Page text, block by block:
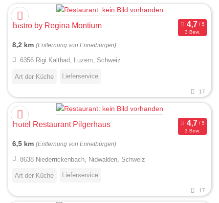
Bistro by Regina Montium
3 Bew.
8,2 km (Entfernung von Ennetbürgen)
6356 Rigi Kaltbad, Luzern, Schweiz
Art der Küche Lieferservice
17
Hotel Restaurant Pilgerhaus
3 Bew.
6,5 km (Entfernung von Ennetbürgen)
8638 Niederrickenbach, Nidwalden, Schweiz
Art der Küche Lieferservice
17